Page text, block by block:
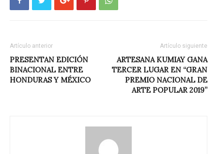
Artículo anterior
PRESENTAN EDICIÓN
BINACIONAL ENTRE
HONDURAS Y MÉXICO
Artículo siguiente
ARTESANA KUMIAY GANA
TERCER LUGAR EN “GRAN
PREMIO NACIONAL DE
ARTE POPULAR 2019”